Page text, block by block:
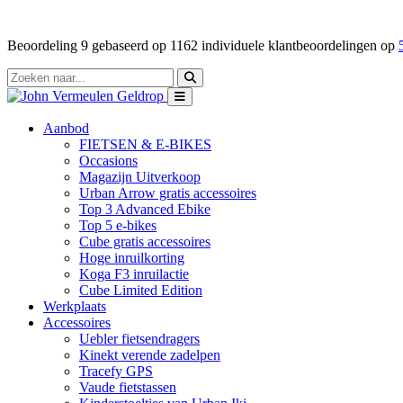
Beoordeling 9 gebaseerd op 1162 individuele klantbeoordelingen op
Aanbod
FIETSEN & E-BIKES
Occasions
Magazijn Uitverkoop
Urban Arrow gratis accessoires
Top 3 Advanced Ebike
Top 5 e-bikes
Cube gratis accessoires
Hoge inruilkorting
Koga F3 inruilactie
Cube Limited Edition
Werkplaats
Accessoires
Uebler fietsendragers
Kinekt verende zadelpen
Tracefy GPS
Vaude fietstassen